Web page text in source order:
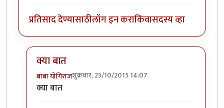
प्रतिसाद देण्यासाठीलॉग इन कराकिंवासदस्य व्हा
क्या बात
बाबा योगिराजशुक्रवार, 23/10/2015 14:07
In reply to
क्या बात